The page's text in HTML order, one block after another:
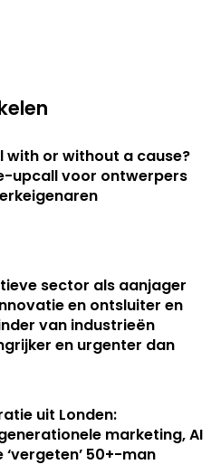
with or without a cause?
upcall voor ontwerpers
sector als aanjager
en ontsluiter en
van industrieën
en urgenter dan
uit Londen:
marketing, AI
‘vergeten’ 50+-man